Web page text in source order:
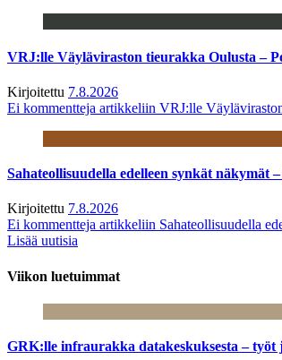
VRJ:lle Väyläviraston tieurakka Oulusta –
Kirjoitettu 7.8.2026
Ei kommentteja artikkeliin VRJ:lle
Sahateollisuudella edelleen synkät
Kirjoitettu 7.8.2026
Ei kommentteja artikkeliin Sahateollisuudella
Lisää uutisia
Viikon luetuimmat
GRK:lle infraurakka datakeskuksesta – työt